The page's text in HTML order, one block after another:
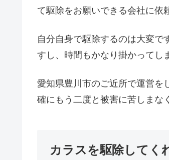
て駆除をお願いできる会社に依
自分自身で駆除するのは大変で
すし、時間もかなり掛かってし
愛知県豊川市のご近所で運営を
確にもう二度と被害に苦しまな
カラスを駆除してく